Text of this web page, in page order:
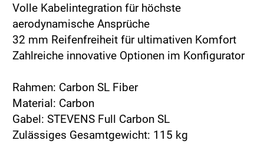
Volle Kabelintegration für höchste
aerodynamische Ansprüche
32 mm Reifenfreiheit für ultimativen Komfort
Zahlreiche innovative Optionen im Konfigurator
Rahmen: Carbon SL Fiber
Material: Carbon
Gabel: STEVENS Full Carbon SL
Zulässiges Gesamtgewicht: 115 kg